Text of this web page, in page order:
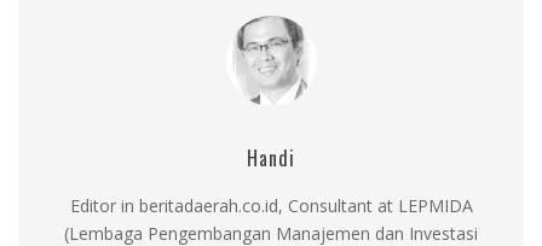
Handi
Editor in beritadaerah.co.id, Consultant at LEPMIDA
(Lembaga Pengembangan Manajemen dan Investasi